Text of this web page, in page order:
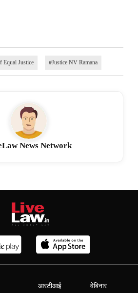
Equal Justice #Justice NV Ramana
News Network
आरटीआई वेबिनार